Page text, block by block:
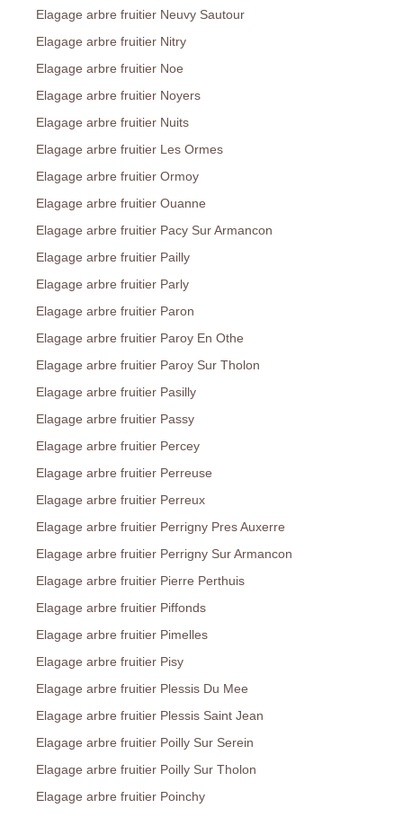
Elagage arbre fruitier Neuvy Sautour
Elagage arbre fruitier Nitry
Elagage arbre fruitier Noe
Elagage arbre fruitier Noyers
Elagage arbre fruitier Nuits
Elagage arbre fruitier Les Ormes
Elagage arbre fruitier Ormoy
Elagage arbre fruitier Ouanne
Elagage arbre fruitier Pacy Sur Armancon
Elagage arbre fruitier Pailly
Elagage arbre fruitier Parly
Elagage arbre fruitier Paron
Elagage arbre fruitier Paroy En Othe
Elagage arbre fruitier Paroy Sur Tholon
Elagage arbre fruitier Pasilly
Elagage arbre fruitier Passy
Elagage arbre fruitier Percey
Elagage arbre fruitier Perreuse
Elagage arbre fruitier Perreux
Elagage arbre fruitier Perrigny Pres Auxerre
Elagage arbre fruitier Perrigny Sur Armancon
Elagage arbre fruitier Pierre Perthuis
Elagage arbre fruitier Piffonds
Elagage arbre fruitier Pimelles
Elagage arbre fruitier Pisy
Elagage arbre fruitier Plessis Du Mee
Elagage arbre fruitier Plessis Saint Jean
Elagage arbre fruitier Poilly Sur Serein
Elagage arbre fruitier Poilly Sur Tholon
Elagage arbre fruitier Poinchy